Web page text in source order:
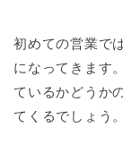
初めての営業で
になってきます
ているかどうか
てくるでしょう。